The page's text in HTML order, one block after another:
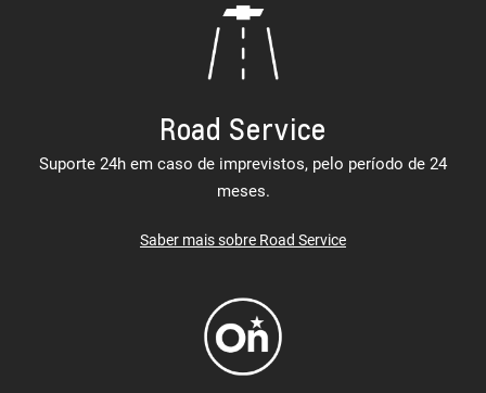
Road Service
Suporte 24h em caso de imprevistos, pelo período de 24
meses.
Saber mais sobre Road Service